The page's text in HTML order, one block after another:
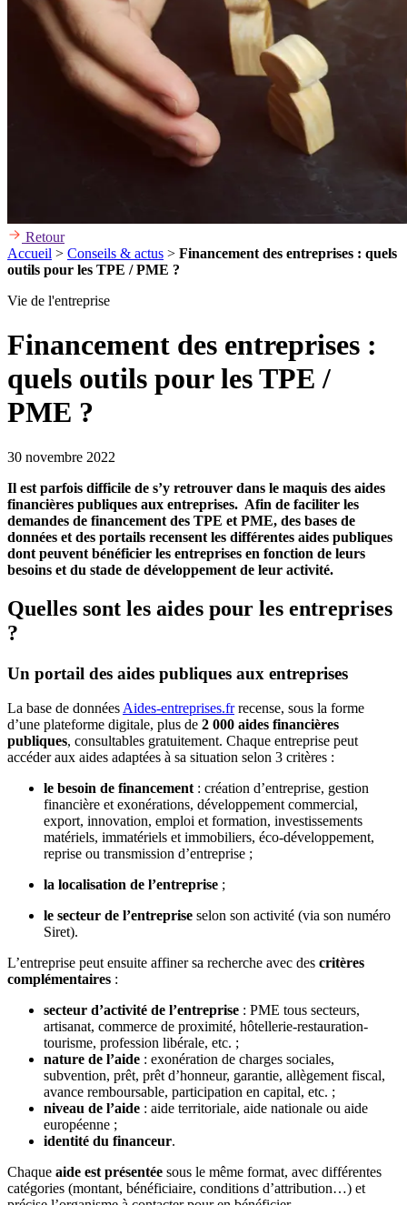
Retour
Accueil > Conseils & actus > Financement des entreprises : quels
outils pour les TPE / PME ?
Vie de l'entreprise
Financement des entreprises :
quels outils pour les TPE /
PME ?
30 novembre 2022
Il est parfois difficile de s’y retrouver dans le maquis des aides
financières publiques aux entreprises. Afin de faciliter les
demandes de financement des TPE et PME, des bases de
données et des portails recensent les différentes aides publiques
dont peuvent bénéficier les entreprises en fonction de leurs
besoins et du stade de développement de leur activité.
Quelles sont les aides pour les entreprises
?
Un portail des aides publiques aux entreprises
La base de donnéesAides-entreprises.frrecense, sous la forme
d’une plateforme digitale, plus de 2 000 aides financières
publiques, consultables gratuitement. Chaque entreprise peut
accéder aux aides adaptées à sa situation selon 3 critères :
le besoin de financement: création d’entreprise, gestion
financière et exonérations, développement commercial,
export, innovation, emploi et formation, investissements
matériels, immatériels et immobiliers, éco-développement,
reprise ou transmission d’entreprise ;
la localisation de l’entreprise ;
le secteur de l’entreprise selon son activité (via son numéro
Siret).
L’entreprise peut ensuite affiner sa recherche avec des critères
complémentaires :
secteur d’activité de l’entreprise : PME tous secteurs,
artisanat, commerce de proximité, hôtellerie-restauration-
tourisme, profession libérale, etc. ;
nature de l’aide : exonération de charges sociales,
subvention, prêt, prêt d’honneur, garantie, allègement fiscal,
avance remboursable, participation en capital, etc. ;
niveau de l’aide : aide territoriale, aide nationale ou aide
européenne ;
identité du financeur.
Chaque aide est présentée sous le même format, avec différentes
catégories (montant, bénéficiaire, conditions d’attribution…) et